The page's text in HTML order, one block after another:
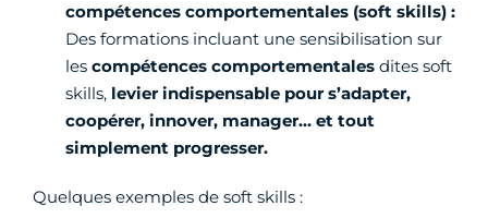
compétences comportementales (soft skills) :
Des formations incluant une sensibilisation sur
les compétences comportementales dites soft
skills, levier indispensable pour s’adapter,
coopérer, innover, manager… et tout
simplement progresser.
Quelques exemples de soft skills :